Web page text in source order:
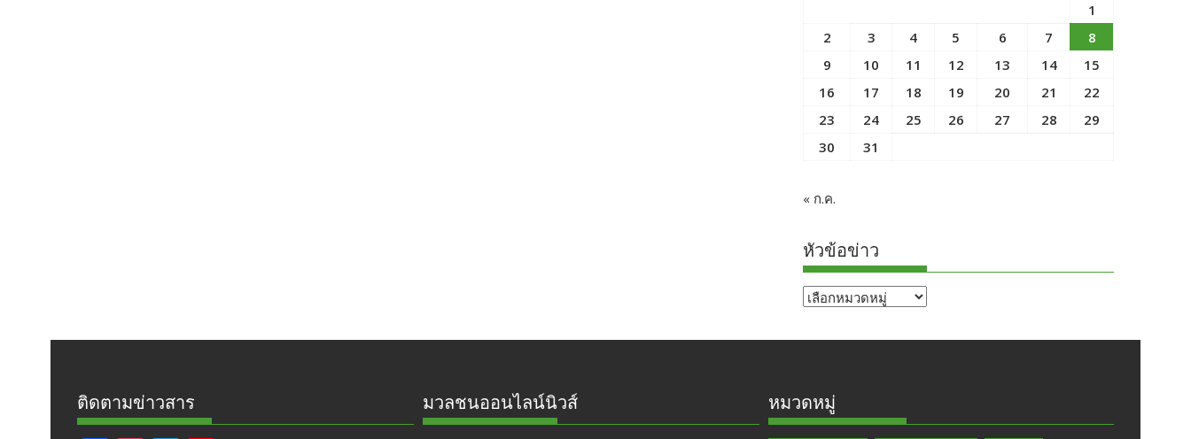
1
2
3 4 5 6 7
8
9
10 11 12 13 14
15
16
17 18 19 20 21
22
23
24 25 26 27 28
29
30
31
« ก.ค.
หัวข้อข่าว
หัวข้อ
ติดตามข่าวสาร มวลชนออนไลน์นิวส์ หมวดหมู่